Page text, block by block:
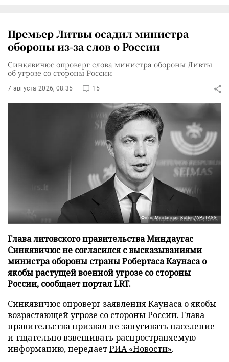
Премьер Литвы осадил министра
обороны из-за слов о России
Синкявичюс опроверг слова министра обороны Ливты
об угрозе со стороны России
7 августа 2026, 08:35 15
Фото: Mindaugas Kulbis/AP/TASS
Глава литовского правительства Миндаугас
Синкявичюс не согласился с высказываниями
министра обороны страны Робертаса Каунаса о
якобы растущей военной угрозе со стороны
России, сообщает портал LRT.
Синкявичюс опроверг заявления Каунаса о якобы
возрастающей угрозе со стороны России. Глава
правительства призвал не запугивать население
и тщательно взвешивать распространяемую
информацию, передаетРИА «Новости».